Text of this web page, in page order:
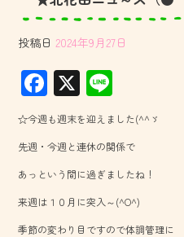
投稿日 2024年9月27日
F
ac
e
b
o
ok
X
ne
☆今週も週末を迎えました(^^ゞ
先週・今週と連休の関係で
あっという間に過ぎましたね！
来週は１０月に突入～(^O^)
季節の変わり目ですので体調管理に